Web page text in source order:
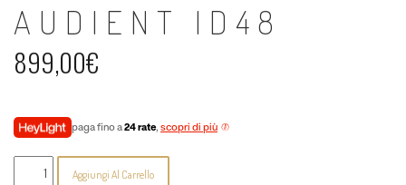
AUDIENT ID48
899,00€
paga fino a24 rate, scopri di più
Aggiungi Al Carrello